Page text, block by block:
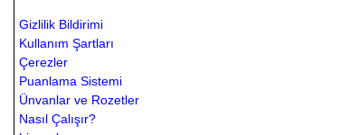
Gizlilik Bildirimi
Kullanım Şartları
Çerezler
Puanlama Sistemi
Ünvanlar ve Rozetler
Nasıl Çalışır?